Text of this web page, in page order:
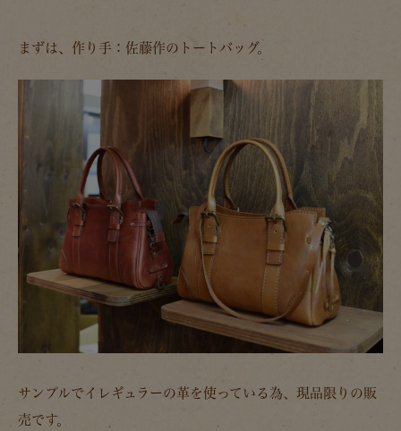
まずは、作り手：佐藤作のトートバッグ。
サンプルでイレギュラーの革を使っている為、現品限りの販
売です。